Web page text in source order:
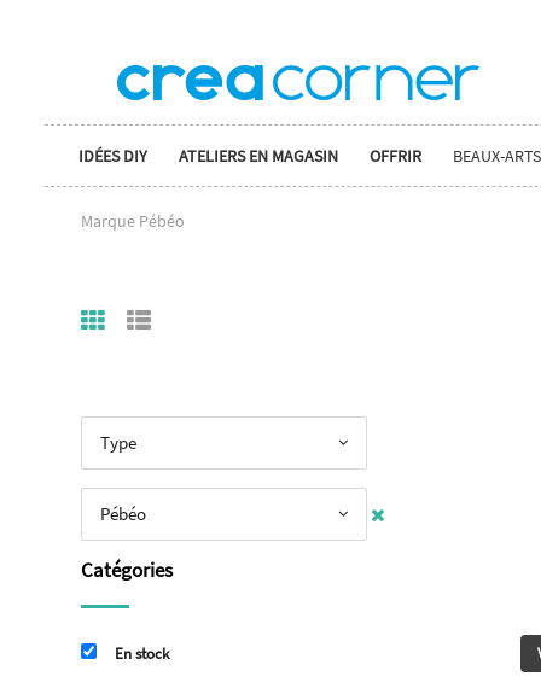
IDÉES DIY ATELIERS EN MAGASIN OFFRIR BEAUX-ARTS
Marque Pébéo
Type
Pébéo
Catégories
En stock